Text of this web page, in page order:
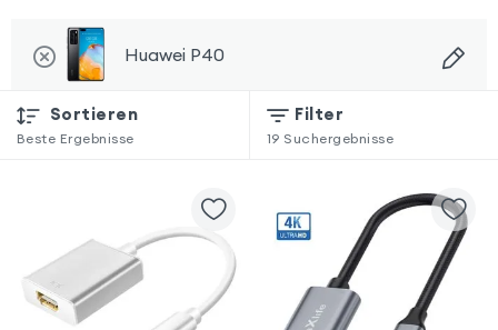
Huawei P40
Sortieren
Beste Ergebnisse
Filter
19 Suchergebnisse